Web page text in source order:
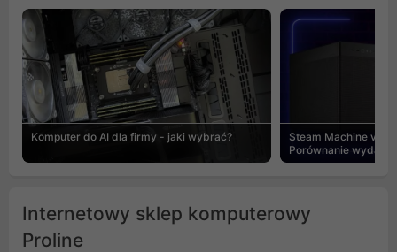
Komputer do AI dla firmy - jaki wybrać?
Steam Machine vs
Porównanie
Internetowy sklep komputerowy
Proline